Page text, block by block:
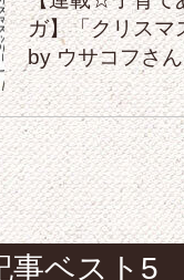
ガ】「クリス
by ウサコフさん
事ベスト5